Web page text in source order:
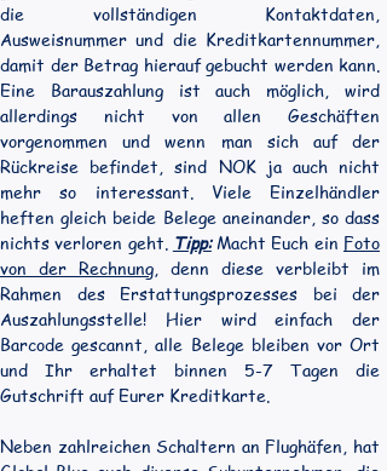
die vollständigen Kontaktdaten,
Ausweisnummer und die Kreditkartennummer,
damit der Betrag hierauf gebucht werden kann.
Eine Barauszahlung ist auch möglich, wird
allerdings nicht von allen Geschäften
vorgenommen und wenn man sich auf der
Rückreise befindet, sind NOK ja auch nicht
mehr so interessant. Viele Einzelhändler
heften gleich beide Belege aneinander, so dass
nichts verloren geht. Tipp: Macht Euch ein Foto
von der Rechnung, denn diese verbleibt im
Rahmen des Erstattungsprozesses bei der
Auszahlungsstelle! Hier wird einfach der
Barcode gescannt, alle Belege bleiben vor Ort
und Ihr erhaltet binnen 5-7 Tagen die
Gutschrift auf Eurer Kreditkarte.
Neben zahlreichen Schaltern an Flughäfen, hat